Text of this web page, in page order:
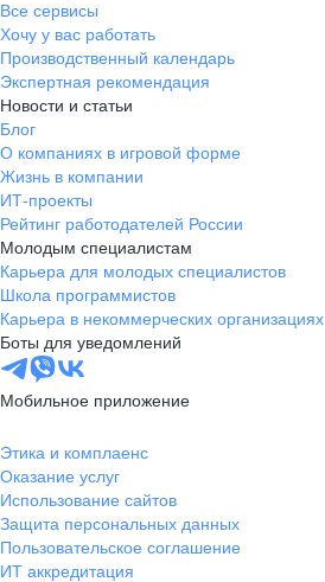
Все сервисы
Хочу у вас работать
Производственный календарь
Экспертная рекомендация
Новости и статьи
Блог
О компаниях в игровой форме
Жизнь в компании
ИТ-проекты
Рейтинг работодателей России
Молодым специалистам
Карьера для молодых специалистов
Школа программистов
Карьера в некоммерческих организациях
Боты для уведомлений
Мобильное приложение
Этика и комплаенс
Оказание услуг
Использование сайтов
Защита персональных данных
Пользовательское соглашение
ИТ аккредитация